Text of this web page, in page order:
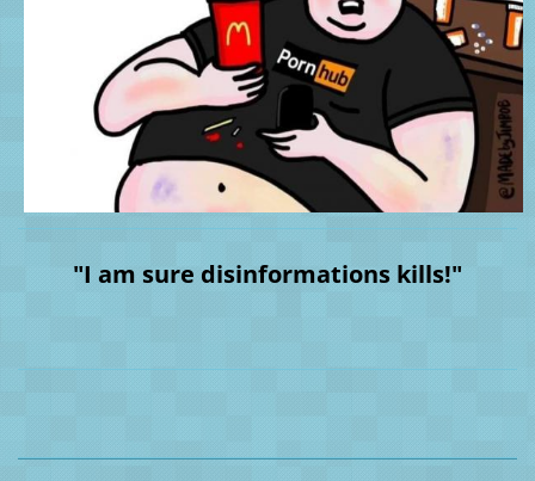
"I am sure disinformations kills!"